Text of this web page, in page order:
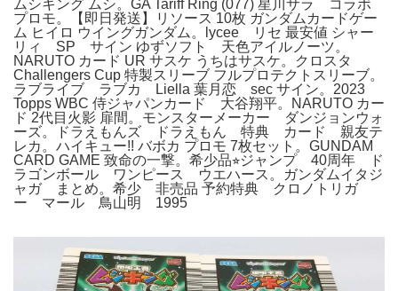
ムシキング ムシ。GA Tariff Ring (077) 星川サラ コラボ
プロモ。【即日発送】リソース 10枚 ガンダムカードゲー
ム ヒイロ ウイングガンダム。lycee リセ 最安値 シャー
リィ SP サイン ゆずソフト 天色アイルノーツ。
NARUTO カード UR サスケ うちはサスケ。クロスタ
Challengers Cup 特製スリーブ フルプロテクトスリーブ。
ラブライブ ラブカ Liella 葉月恋 sec サイン。2023
Topps WBC 侍ジャパンカード 大谷翔平。NARUTO カー
ド 2代目火影 扉間。モンスターメーカー ダンジョンウォ
ーズ。ドラえもんズ ドラえもん 特典 カード 親友テ
レカ。ハイキュー!! バボカ プロモ 7枚セット。GUNDAM
CARD GAME 致命の一撃。希少品⭐︎ジャンプ 40周年 ド
ラゴンボール ワンピース ウエハース。ガンダムイタジ
ャガ まとめ。希少 非売品 予約特典 クロノトリガ
ー マール 鳥山明 1995